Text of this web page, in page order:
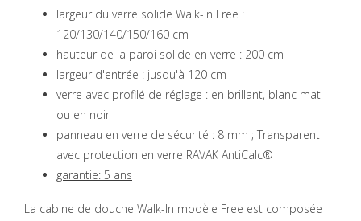
largeur du verre solide Walk-In Free :
120/130/140/150/160 cm
hauteur de la paroi solide en verre : 200 cm
largeur d'entrée : jusqu'à 120 cm
verre avec profilé de réglage : en brillant, blanc mat
ou en noir
panneau en verre de sécurité : 8 mm ; Transparent
avec protection en verre RAVAK AntiCalc®
garantie: 5 ans
La cabine de douche Walk-In modèle Free est composée